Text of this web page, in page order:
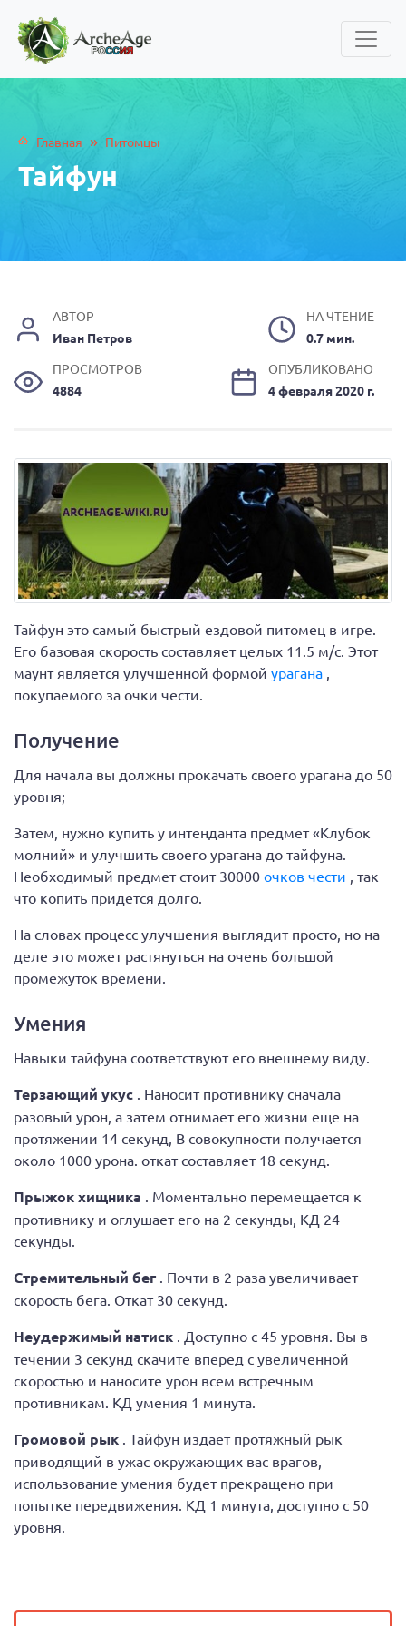
Главная » Питомцы
Тайфун
АВТОР
Иван Петров
НА ЧТЕНИЕ
0.7 мин.
ПРОСМОТРОВ
4884
ОПУБЛИКОВАНО
4 февраля 2020 г.
Тайфун это самый быстрый ездовой питомец в игре.
Его базовая скорость составляет целых 11.5 м/с. Этот
маунт является улучшенной формой урагана
покупаемого за очки чести.
Получение
Для начала вы должны прокачать своего урагана до 50
уровня;
Затем, нужно купить у интенданта предмет «Клубок
молний» и улучшить своего урагана до тайфуна.
Необходимый предмет стоит 30000 очков чести
, так
что копить придется долго.
На словах процесс улучшения выглядит просто, но на
деле это может растянуться на очень большой
промежуток времени.
Умения
Навыки тайфуна соответствуют его внешнему виду.
Терзающий укус
. Наносит противнику сначала
разовый урон, а затем отнимает его жизни еще на
протяжении 14 секунд, В совокупности получается
около 1000 урона. откат составляет 18 секунд.
Прыжок хищника
. Моментально перемещается к
противнику и оглушает его на 2 секунды, КД 24
секунды.
Стремительный бег
. Почти в 2 раза увеличивает
скорость бега. Откат 30 секунд.
Неудержимый натиск
. Доступно с 45 уровня. Вы в
течении 3 секунд скачите вперед с увеличенной
скоростью и наносите урон всем встречным
противникам. КД умения 1 минута.
Громовой рык . Тайфун издает протяжный рык
приводящий в ужас окружающих вас врагов,
использование умения будет прекращено при
попытке передвижения. КД 1 минута, доступно с 50
уровня.